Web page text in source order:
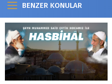
BENZER KONULAR